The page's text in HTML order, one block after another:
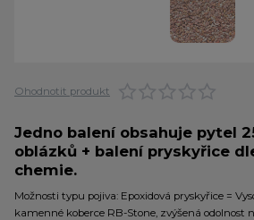
Ohodnotit produkt
Jedno balení obsahuje pytel
oblázků + balení pryskyřice
chemie.
Možnosti typu pojiva: Epoxidová pryskyřice =
kamenné koberce RB-Stone, zvýšená odolnost